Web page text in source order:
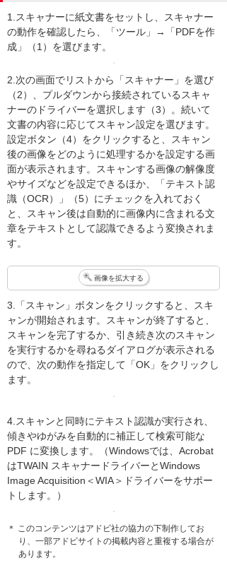
1.スキャナーに紙文書をセットし、スキャナー
の動作を確認したら、「ツール」→「PDFを作
成」（1）を選びます。
2.次の画面でリストから「スキャナー」を選び
（2）、プルダウンから接続されているスキャ
ナーのドライバーを選択します（3）。続いて
文書の内容に応じてスキャン設定を選びます。
設定ボタン（4）をクリックすると、スキャン
後の画像をどのように処理するかを設定する画
面が表示されます。スキャンする画像の解像度
やサイズなどを設定できるほか、「テキスト認
識（OCR）」（5）にチェックを入れておく
と、スキャン後は自動的に画像内に含まれる文
章をテキストとして認識できるよう変換されま
す。
画像を拡大する
3.「スキャン」ボタンをクリックすると、スキ
ャンが開始されます。スキャンが終了すると、
スキャンを完了するか、引き続き次のスキャン
を実行するかを尋ねるダイアログが表示される
ので、次の動作を指定して「OK」をクリックし
ます。
4.スキャンと同時にテキスト認識が実行され、
傾きやゆがみを自動的に補正して検索可能な
PDF に変換します。（Windowsでは、Acrobat
はTWAIN スキャナードライバーとWindows
Image Acquisition＜WIA＞ドライバーをサポー
トします。）
＊ このコンテンツはアドビ社の協力の下制作してお
り、一部アドビサイトの掲載内容と重複する場合が
あります。